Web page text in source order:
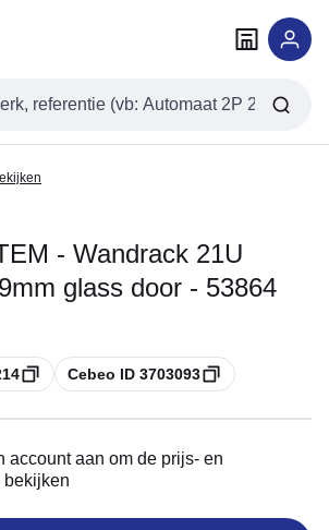
- Wandrack 21U
glass door - 53864
Kopiëren
Cebeo ID 3703093
account aan om de prijs- en
bekijken